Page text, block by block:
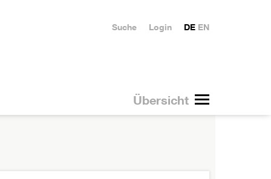
Übersicht
DE EN
Login
Suche